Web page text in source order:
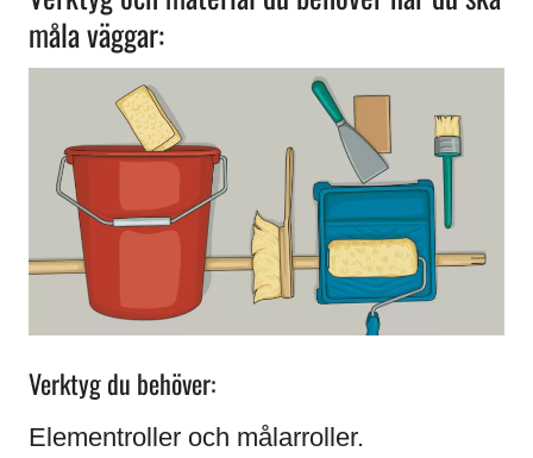
måla väggar:
Verktyg du behöver:
Elementroller och målarroller.